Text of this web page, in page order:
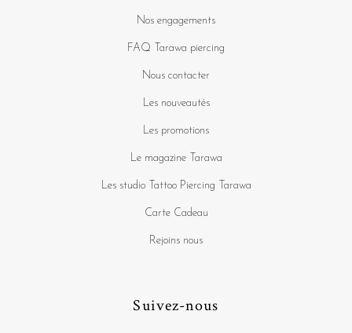
Nos engagements
FAQ Tarawa piercing
Nous contacter
Les nouveautés
Les promotions
Le magazine Tarawa
Les studio Tattoo Piercing Tarawa
Carte Cadeau
Rejoins nous
Suivez-nous